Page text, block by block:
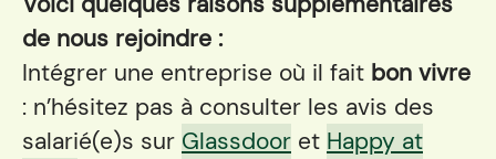
de nous rejoindre :
Intégrer une entreprise où il fait bon vivre
: n’hésitez pas à consulter les avis des
salarié(e)s sur Glassdoor et Happy at